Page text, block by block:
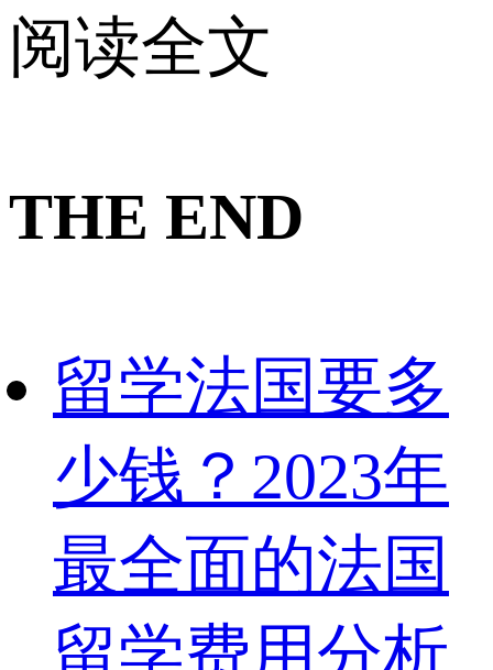
阅读全文
THE END
留学法国要多
少钱？2023年
最全面的法国
留学费用分析